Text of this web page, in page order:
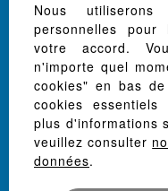
Grenade (31330)
Ondes (31330)
Port-sainte-foy-et-
Grisolles (82170)
Sainte Foy La Grande
Drudas (31480)
Nous
personnelles pour
votre accord.
n'importe quel
cookies" en bas
cookies
plus d'informations
veuillez consulter
données.